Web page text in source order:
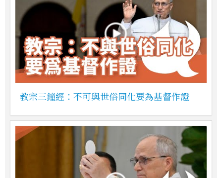
教宗三鐘經：不可與世俗同化要為基督作證